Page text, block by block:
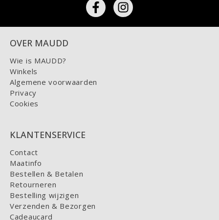
OVER MAUDD
Wie is MAUDD?
Winkels
Algemene voorwaarden
Privacy
Cookies
KLANTENSERVICE
Contact
Maatinfo
Bestellen & Betalen
Retourneren
Bestelling wijzigen
Verzenden & Bezorgen
Cadeaucard